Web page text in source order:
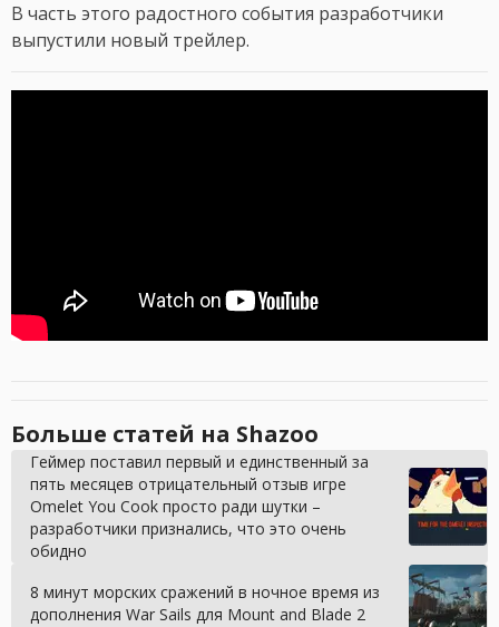
В часть этого радостного события разработчики
выпустили новый трейлер.
Больше статей на Shazoo
Геймер поставил первый и единственный за
пять месяцев отрицательный отзыв игре
Omelet You Cook просто ради шутки –
разработчики признались, что это очень
обидно
8 минут морских сражений в ночное время из
дополнения War Sails для Mount and Blade 2